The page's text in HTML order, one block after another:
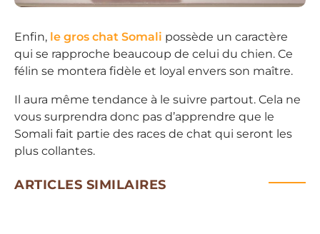
Enfin, le gros chat Somali possède un caractère
qui se rapproche beaucoup de celui du chien. Ce
félin se montera fidèle et loyal envers son maître.
Il aura même tendance à le suivre partout. Cela ne
vous surprendra donc pas d’apprendre que le
Somali fait partie des races de chat qui seront les
plus collantes.
ARTICLES SIMILAIRES